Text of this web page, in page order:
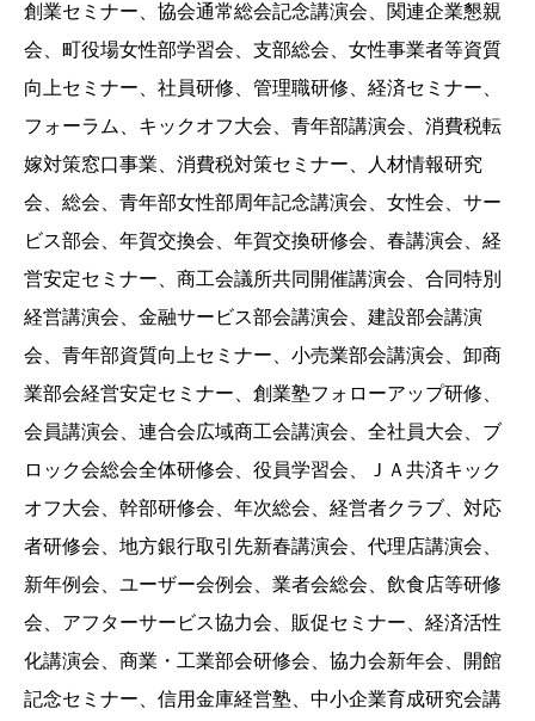
創業セミナー、協会通常総会記念講演会、関連企業懇親
会、町役場女性部学習会、支部総会、女性事業者等資質
向上セミナー、社員研修、管理職研修、経済セミナー、
フォーラム、キックオフ大会、青年部講演会、消費税転
嫁対策窓口事業、消費税対策セミナー、人材情報研究
会、総会、青年部女性部周年記念講演会、女性会、サー
ビス部会、年賀交換会、年賀交換研修会、春講演会、経
営安定セミナー、商工会議所共同開催講演会、合同特別
経営講演会、金融サービス部会講演会、建設部会講演
会、青年部資質向上セミナー、小売業部会講演会、卸商
業部会経営安定セミナー、創業塾フォローアップ研修、
会員講演会、連合会広域商工会講演会、全社員大会、ブ
ロック会総会全体研修会、役員学習会、ＪＡ共済キック
オフ大会、幹部研修会、年次総会、経営者クラブ、対応
者研修会、地方銀行取引先新春講演会、代理店講演会、
新年例会、ユーザー会例会、業者会総会、飲食店等研修
会、アフターサービス協力会、販促セミナー、経済活性
化講演会、商業・工業部会研修会、協力会新年会、開館
記念セミナー、信用金庫経営塾、中小企業育成研究会講